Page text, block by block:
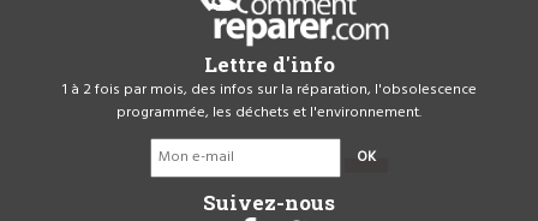
Lettre d'info
1 à 2 fois par mois, des infos sur la réparation, l'obsolescence
programmée, les déchets et l'environnement.
OK
Suivez-nous